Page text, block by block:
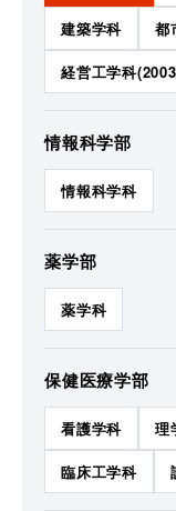
建築学科 都
経営工学科
情報科学部
情報科学科
薬学部
薬学科
保健医療学部
看護学科 理
臨床工学科